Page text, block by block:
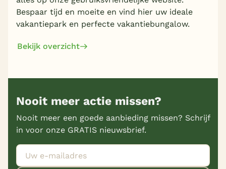
Bespaar tijd en moeite en vind hier uw ideale
vakantiepark en perfecte vakantiebungalow.
Bekijk overzicht
Nooit meer actie missen?
Nooit meer een goede aanbieding missen? Schrijf
in voor onze GRATIS nieuwsbrief.